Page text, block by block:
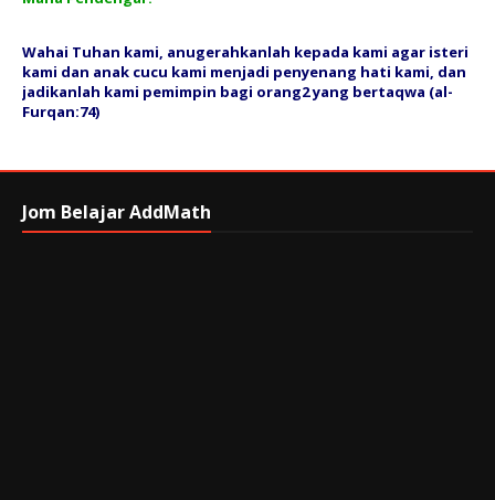
Wahai Tuhan kami, anugerahkanlah kepada kami agar isteri
kami dan anak cucu kami menjadi penyenang hati kami, dan
jadikanlah kami pemimpin bagi orang2 yang bertaqwa (al-
Furqan:74)
Jom Belajar AddMath